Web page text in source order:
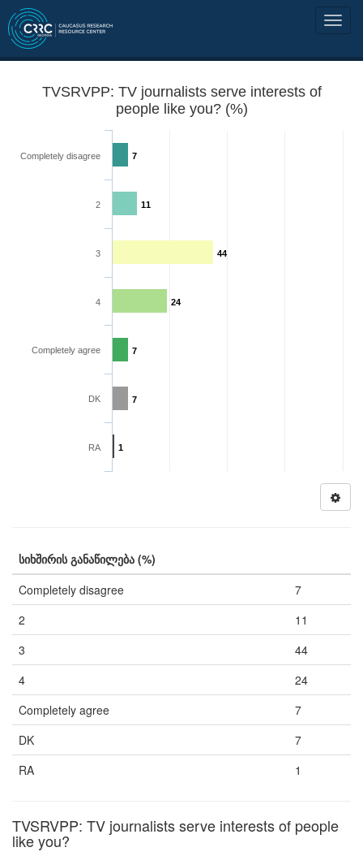
TVSRVPP: TV journalists serve interests of
people like you? (%)
7
11
44
24
7
7
1
Completely disagree
2
3
4
Completely agree
DK
RA
სიხშირის განაწილება (%)
Completely disagree
7
2
11
3
44
4
24
Completely agree
7
DK
7
RA
1
TVSRVPP: TV journalists serve interests of people
like you?